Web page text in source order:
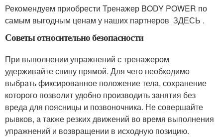
Рекомендуем приобрести Тренажер BODY POWER по
самым выгодным ценам у наших партнеров ЗДЕСЬ .
Советы относительно безопасности
При выполнении упражнений с тренажером
удерживайте спину прямой. Для чего необходимо
выбрать фиксированное положение тела, сохранение
которого позволит удобно производить занятия без
вреда для поясницы и позвоночника. Не совершайте
рывков, а также резких движений во время выполнения
упражнений и возвращении в исходную позицию.